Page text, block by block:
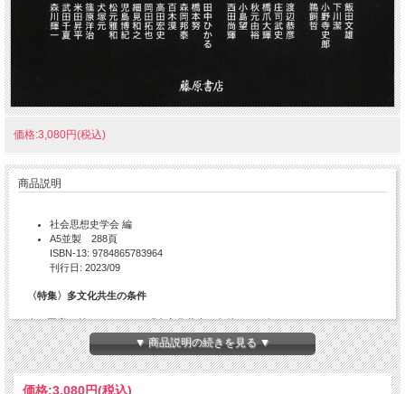
価格:3,080円(税込)
商品説明
社会思想史学会 編
A5並製 288頁
ISBN-13: 9784865783964
刊行日: 2023/09
〈特集〉多文化共生の条件
今、再審に付されつつある「多文化共生の条件」とは何か？
多文化主義政策を国の方針とし、これを推進する動きが進み、規範理論の領域
においても、多文化的なシチズンシップの理念が旋風を巻き起こしたが、その
後、異なる宗教観の共存の難しさを突きつける事件が相次ぎ、一部の国では移
▼ 商品説明の続きを見る ▼
価格:3,080円(税込)